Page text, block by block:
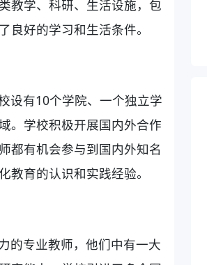
教学、科研、生活设施，包
好的学习和生活条件。
设有10个学院、一个独立学
。学校积极开展国内外合作
都有机会参与到国内外知名
育的认识和实践经验。
的专业教师，他们中有一大